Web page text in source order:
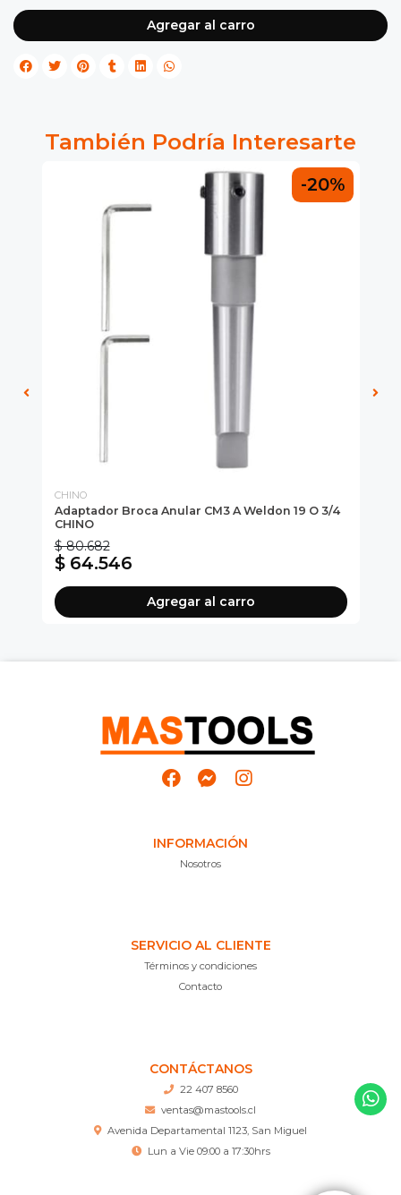
Agregar al carro
También Podría Interesarte
-20%
CHINO
Adaptador Broca Anular CM3 A Weldon 19 O 3/4
CHINO
$ 80.682
$ 64.546
Agregar al carro
INFORMACIÓN
Nosotros
SERVICIO AL CLIENTE
Términos y condiciones
Contacto
CONTÁCTANOS
22 407 8560
ventas@mastools.cl
Avenida Departamental 1123, San Miguel
Lun a Vie 09:00 a 17:30hrs